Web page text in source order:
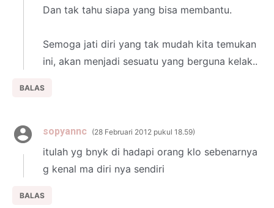
Dan tak tahu siapa yang bisa membantu.
Semoga jati diri yang tak mudah kita temukan
ini, akan menjadi sesuatu yang berguna kelak..
BALAS
sopyannc 28 Februari 2012 pukul 18.59
itulah yg bnyk di hadapi orang klo sebenarnya
g kenal ma diri nya sendiri
BALAS